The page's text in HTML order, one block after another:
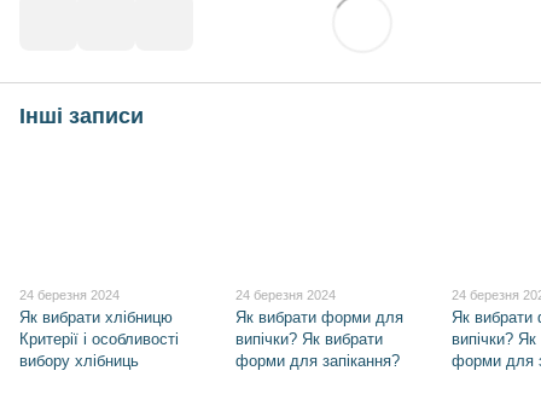
Інші записи
24 березня 2024
Як вибрати хлібницю
Критерії і особливості
вибору хлібниць
24 березня 2024
Як вибрати форми для
випічки? Як вибрати
форми для запікання?
24 березня
Як
випічки?
форми для